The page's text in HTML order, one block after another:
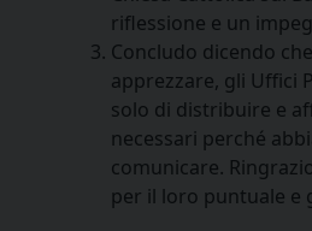
riflessione e un
Concludo dicendo
apprezzare, gli Uffici
solo di distribuire e
necessari perché
comunicare.
per il loro puntuale e